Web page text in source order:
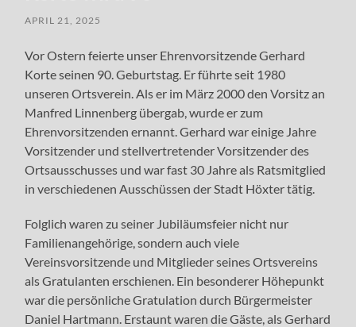
APRIL 21, 2025
Vor Ostern feierte unser Ehrenvorsitzende Gerhard
Korte seinen 90. Geburtstag. Er führte seit 1980
unseren Ortsverein. Als er im März 2000 den Vorsitz an
Manfred Linnenberg übergab, wurde er zum
Ehrenvorsitzenden ernannt. Gerhard war einige Jahre
Vorsitzender und stellvertretender Vorsitzender des
Ortsausschusses und war fast 30 Jahre als Ratsmitglied
in verschiedenen Ausschüssen der Stadt Höxter tätig.
Folglich waren zu seiner Jubiläumsfeier nicht nur
Familienangehörige, sondern auch viele
Vereinsvorsitzende und Mitglieder seines Ortsvereins
als Gratulanten erschienen. Ein besonderer Höhepunkt
war die persönliche Gratulation durch Bürgermeister
Daniel Hartmann. Erstaunt waren die Gäste, als Gerhard